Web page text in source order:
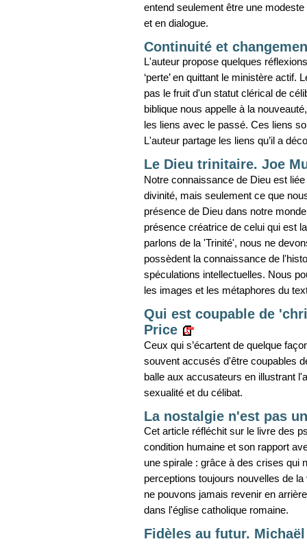
entend seulement être une
et en dialogue.
Continuité et
L'auteur propose quelques
‘perte’ en quittant le ministère
pas le fruit d'un statut clérical de
biblique nous appelle à la
les liens avec le passé. Ces liens
L'auteur partage les liens qu’il a
Le Dieu trinitaire. Joe
Notre connaissance de Dieu est
divinité, mais seulement ce que
présence de Dieu dans notre
présence créatrice de celui qui est
parlons de la 'Trinité', nous ne
possèdent la connaissance de
spéculations intellectuelles. Nous
les images et les métaphores du
Qui est coupable de
Price
Ceux qui s’écartent de quelque
souvent accusés d'être coupables
balle aux accusateurs en illustrant
sexualité et du célibat.
La nostalgie n'est pas
Cet article réfléchit sur le livre des
condition humaine et son rapport
une spirale : grâce à des crises qui
perceptions toujours nouvelles de
ne pouvons jamais revenir en
dans l'église catholique romaine.
Fidèles au futur.